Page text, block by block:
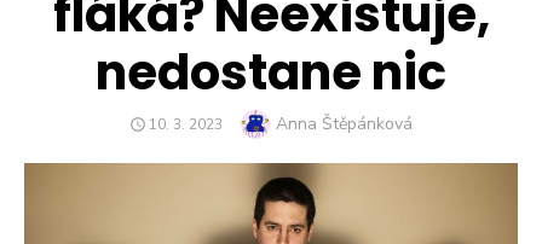
fláká? Neexistuje,
nedostane nic
POSTED
10. 3. 2023 Author
Anna Štěpánková